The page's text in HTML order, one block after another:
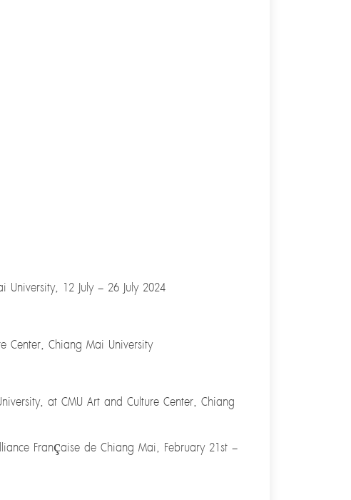
University, 12 July – 26 July 2024
Center, Chiang Mai University
at CMU Art and Culture Center, Chiang
Française de Chiang Mai, February 21st –